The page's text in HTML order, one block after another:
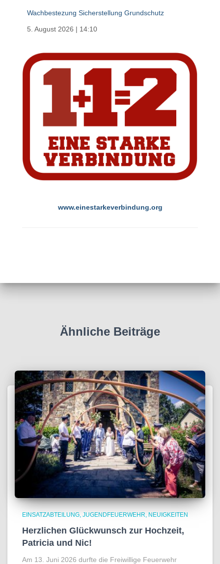
Wachbestezung Sicherstellung Grundschutz
5. August 2026 | 14:10
www.einestarkeverbindung.org
Ähnliche Beiträge
EINSATZABTEILUNG JUGENDFEUERWEHR NEUIGKEITEN
Herzlichen Glückwunsch zur Hochzeit,
Patricia und Nic!
Am 13. Juni 2026 durfte die Freiwillige Feuerwehr